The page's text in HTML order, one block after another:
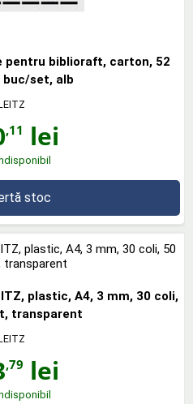
pentru biblioraft, carton, 52
buc/set, alb
,11 lei
stoc
plastic, A4, 3 mm, 30 coli,
transparent
,79 lei